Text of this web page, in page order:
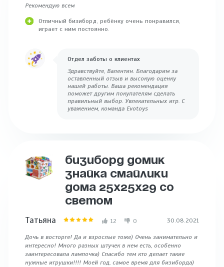
Рекомендую всем
Отличный бизиборд, ребёнку очень понравился,
играет с ним постоянно.
Отдел заботы о клиентах
Здравствуйте, Валентин. Благодарим за
оставленный отзыв и высокую оценку
нашей работы. Ваша рекомендация
поможет другим покупателям сделать
правильный выбор. Увлекательных игр. С
уважением, команда Evotoys
БИЗИБОРД ДОМИК
ЗНАЙКА СМАЙЛИКИ
ДОМА 25Х25Х29 СО
СВЕТОМ
Татьяна 12 0 30.08.2021
Дочь в восторге! Да и взрослые тоже) Очень занимательно и
интересно! Много разных штучек в нем есть, особенно
заинтересовала лампочка) Спасибо тем кто делает такие
нужные игрушки!!!! Моей год, самое время для бизиборда)